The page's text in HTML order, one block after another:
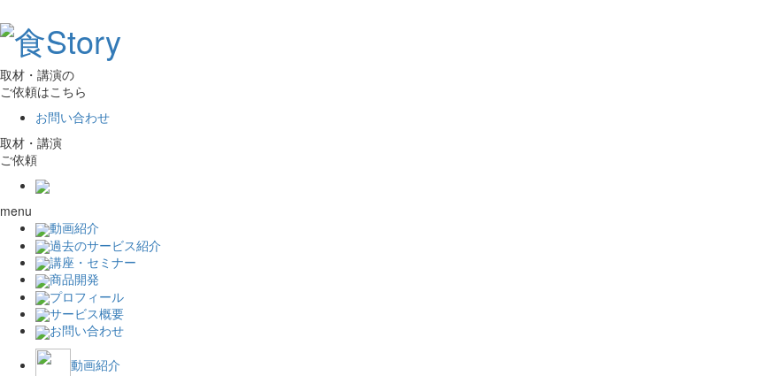
取材・講演の
ご依頼はこちら
お問い合わせ
取材・講演
ご依頼
menu
動画紹介
過去のサービス紹介
講座・セミナー
商品開発
プロフィール
サービス概要
お問い合わせ
動画紹介